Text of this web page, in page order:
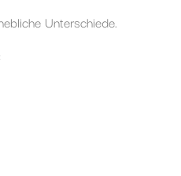
Unterschiede.